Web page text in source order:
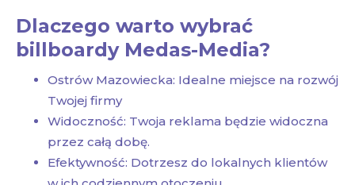
Dlaczego warto wybrać
billboardy Medas-Media?
Ostrów Mazowiecka: Idealne miejsce na rozwój
Twojej firmy
Widoczność: Twoja reklama będzie widoczna
przez całą dobę.
Efektywność: Dotrzesz do lokalnych klientów